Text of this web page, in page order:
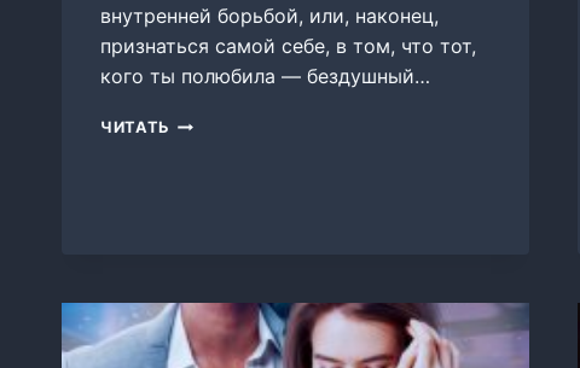
внутренней борьбой, или, наконец,
признаться самой себе, в том, что тот,
кого ты полюбила — бездушный…
ЧИТАТЬ МОЙ